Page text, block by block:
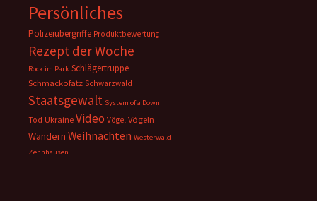
Persönliches
Polizeiübergriffe Produktbewertung
Rezept der Woche
Rock im Park Schlägertruppe
Schmackofatz Schwarzwald
Staatsgewalt System of a Down
Tod Ukraine Video Vögel Vögeln
Wandern Weihnachten Westerwald
Zehnhausen